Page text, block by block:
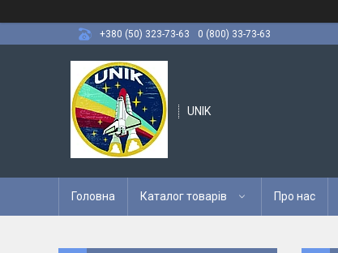
+380 (50) 323-73-63
0 (800) 33-73-63
UNIK
Головна Каталог товарів Про нас